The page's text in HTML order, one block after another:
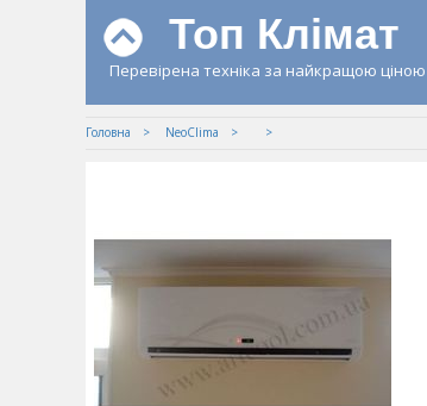
Топ Клімат
Перевірена техніка за найкращою ціною
Головна NeoClima